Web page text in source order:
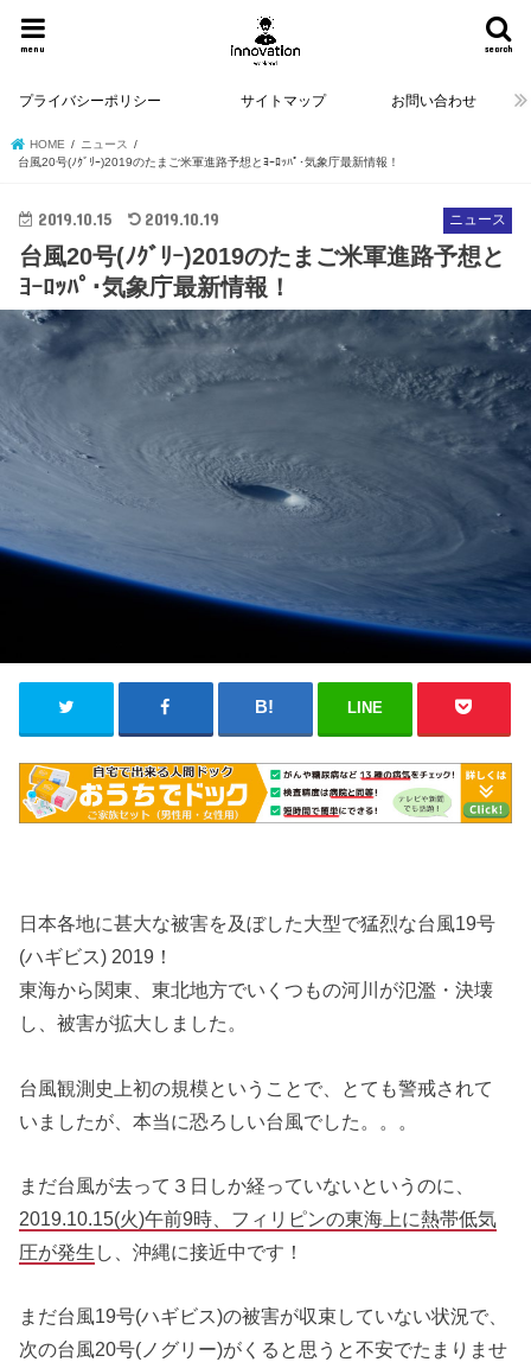
search
menu
プライバシーポリシー サイトマップ お問い合わせ
HOME
ニュース
台風20号(ﾉｸﾞﾘｰ)2019のたまご米軍進路予想とﾖｰﾛｯﾊﾟ･気象庁最新情報！
ニュース
2019.10.15 2019.10.19
台風20号(ﾉｸﾞﾘｰ)2019のたまご米軍進路予想と
ﾖｰﾛｯﾊﾟ･気象庁最新情報！
LINE
日本各地に甚大な被害を及ぼした大型で猛烈な台風19号
(ハギビス) 2019！
東海から関東、東北地方でいくつもの河川が氾濫・決壊
し、被害が拡大しました。
台風観測史上初の規模ということで、とても警戒されて
いましたが、本当に恐ろしい台風でした。。。
まだ台風が去って３日しか経っていないというのに、
2019.10.15(火)午前9時、フィリピンの東海上に熱帯低気
圧が発生 し、沖縄に接近中です！
まだ台風19号(ハギビス)の被害が収束していない状況で、
次の台風20号(ノグリー)がくると思うと不安でたまりませ